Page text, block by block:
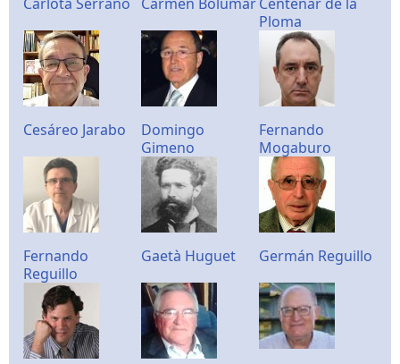
Ploma
Cesáreo Jarabo
Domingo
Gimeno
Fernando
Mogaburo
Fernando
Reguillo
Gaetà Huguet Germán Reguillo